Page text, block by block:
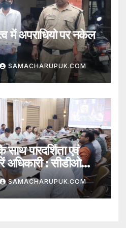
में अपराधियो पर नकेल
SAMACHARUPUK.COM
पारदर्शिता एवं
अधिकारी : सीडीओ
SAMACHARUPUK.COM